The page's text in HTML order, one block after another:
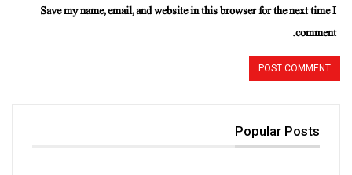
Save my name, email, and website in this browser for the next time I
comment.
Popular Posts